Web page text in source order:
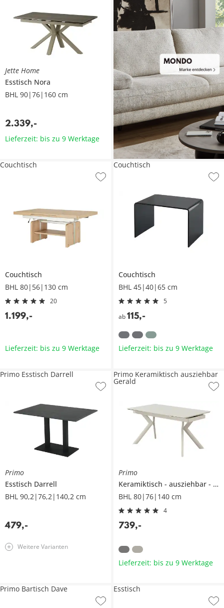
Jette Home
Esstisch Nora
BHL 90|76|160 cm
2.339,-
Lieferzeit: bis zu 9 Werktage
Couchtisch
BHL 80|56|130 cm
20
1.199,-
Couchtisch
Lieferzeit: bis zu 9 Werktage
Couchtisch
BHL 45|40|65 cm
5
ab 115,-
Couchtisch
Lieferzeit: bis zu 9 Werktage
Primo
Esstisch Darrell
BHL 90,2|76,2|140,2 cm
479,-
Primo Esstisch Darrell
Weitere Varianten
Primo
Keramiktisch
ausziehbar
BHL 80|76|140 cm
4
739,-
Primo Keramiktisch ausziehbar
Gerald
Lieferzeit: bis zu 9 Werktage
Primo Bartisch Dave Esstisch